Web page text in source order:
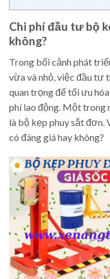
Chi phí đầu tư bộ
không?
Trong bối cảnh phát
vừa và nhỏ, việc đầu tư
quan trọng để tối ưu
phí lao động. Một trong
là bộ kẹp phuy sắt đơn.
có đáng giá hay không?